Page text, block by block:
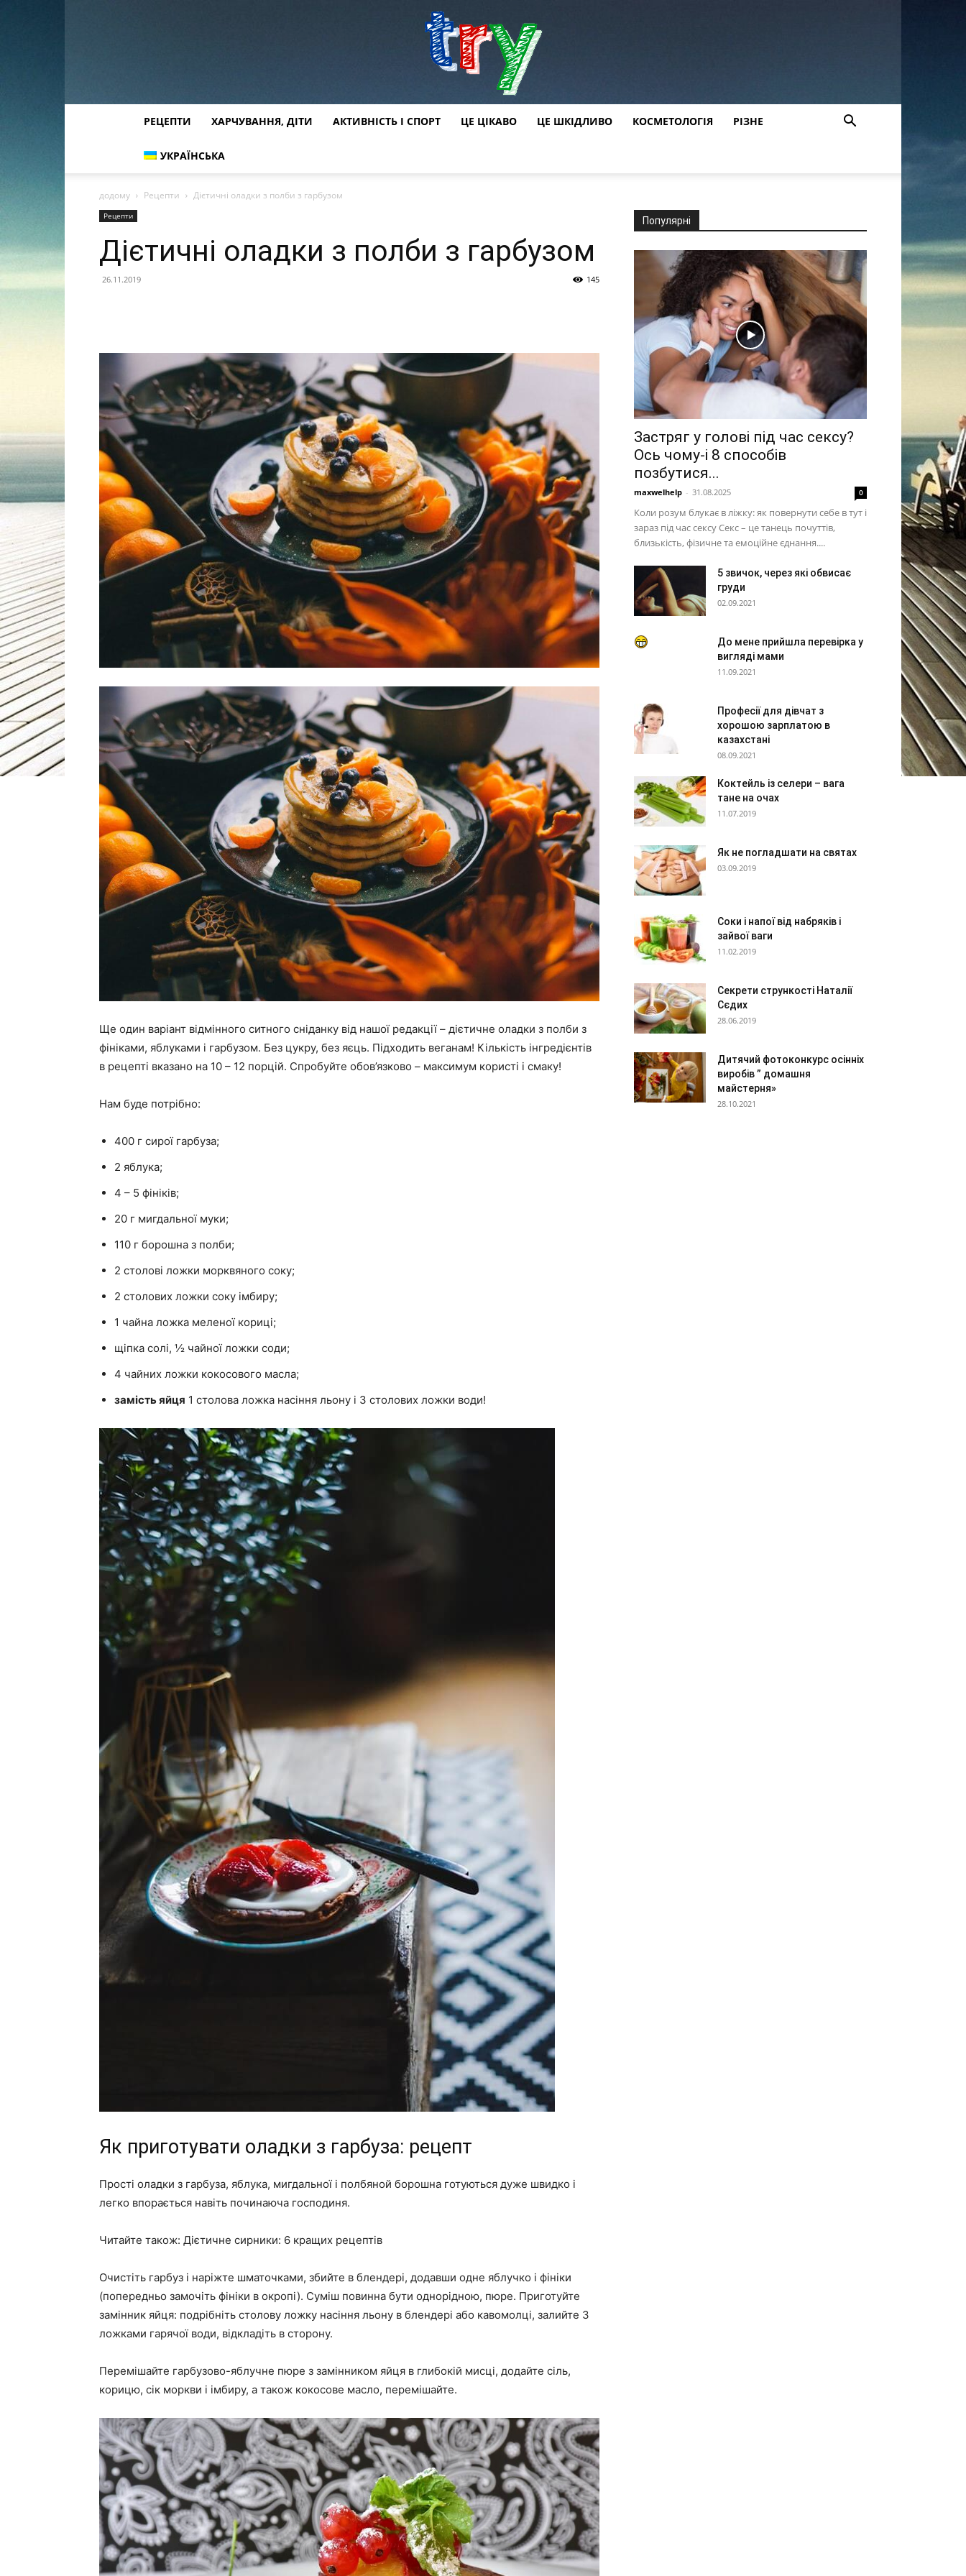
РЕЦЕПТИ ХАРЧУВАННЯ, ДІТИ АКТИВНІСТЬ І СПОРТ ЦЕ ЦІКАВО ЦЕ ШКІДЛИВО КОСМЕТОЛОГІЯ РІЗНЕ
УКРАЇНСЬКА
додому Рецепти Дієтичні оладки з полби з гарбузом
Рецепти
Дієтичні оладки з полби з гарбузом
26.11.2019 145
Ще один варіант відмінного ситного сніданку від нашої редакції – дієтичне оладки з полби з
фініками, яблуками і гарбузом. Без цукру, без яєць. Підходить веганам! Кількість інгредієнтів
в рецепті вказано на 10 – 12 порцій. Спробуйте обов’язково – максимум користі і смаку!
Нам буде потрібно:
400 г сирої гарбуза;
2 яблука;
4 – 5 фініків;
20 г мигдальної муки;
110 г борошна з полби;
2 столові ложки морквяного соку;
2 столових ложки соку імбиру;
1 чайна ложка меленої кориці;
щіпка солі, ½ чайної ложки соди;
4 чайних ложки кокосового масла;
замість яйця 1 столова ложка насіння льону і 3 столових ложки води!
Як приготувати оладки з гарбуза: рецепт
Прості оладки з гарбуза, яблука, мигдальної і полбяной борошна готуються дуже швидко і
легко впорається навіть починаюча господиня.
Читайте також: Дієтичне сирники: 6 кращих рецептів
Очистіть гарбуз і наріжте шматочками, збийте в блендері, додавши одне яблучко і фініки
(попередньо замочіть фініки в окропі). Суміш повинна бути однорідною, пюре. Приготуйте
замінник яйця: подрібніть столову ложку насіння льону в блендері або кавомолці, залийте 3
ложками гарячої води, відкладіть в сторону.
Перемішайте гарбузово-яблучне пюре з замінником яйця в глибокій мисці, додайте сіль,
корицю, сік моркви і імбиру, а також кокосове масло, перемішайте.
Популярні
Застряг у голові під час сексу?
Ось чому-і 8 способів
позбутися...
maxwelhelp - 31.08.2025 0
Коли розум блукає в ліжку: як повернути себе в тут і
зараз під час сексу Секс – це танець почуттів,
близькість, фізичне та емоційне єднання....
5 звичок, через які обвисає
груди
02.09.2021
До мене прийшла перевірка у
вигляді мами
11.09.2021
Професії для дівчат з
хорошою зарплатою в
казахстані
08.09.2021
Коктейль із селери – вага
тане на очах
11.07.2019
Як не погладшати на святах
03.09.2019
Соки і напої від набряків і
зайвої ваги
11.02.2019
Секрети стрункості Наталії
Сєдих
28.06.2019
Дитячий фотоконкурс осінніх
виробів ” домашня
майстерня»
28.10.2021